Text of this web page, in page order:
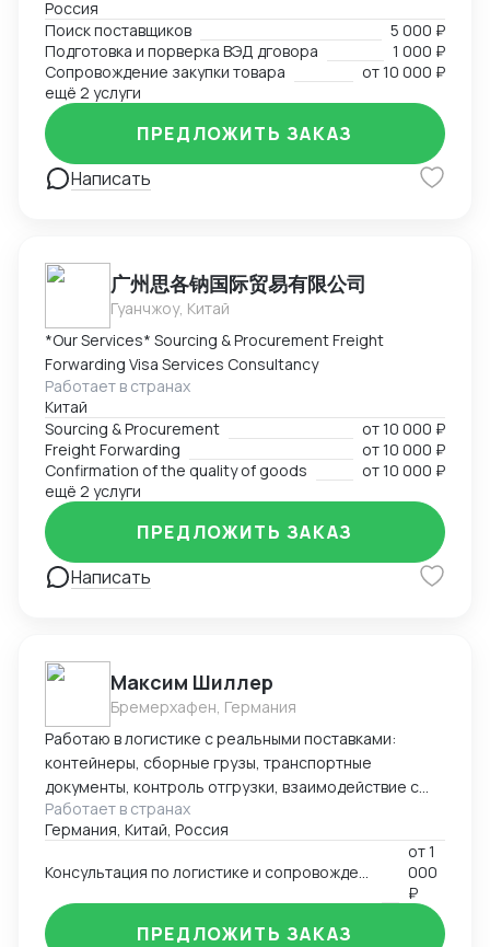
Поиск поставщиков в сфере запчастей, одежды,
товаров для дома и электронике. Поиск
поставщиков, подбор и проверка благонадежности
фабрик, подготовка договоров, ведение закупки на
всех этапах, подготовка товаросопроводительной
документации. Перевод на "белую" закупку и импорт
с минимальным удорожанием товара.
Россия
Поиск поставщиков
5 000 ₽
Подготовка и порверка ВЭД дговора
1 000 ₽
Сопровождение закупки товара
от10 000 ₽
ещё 2 услуги
Написать
ПРЕДЛОЖИТЬ ЗАКАЗ
广州思各钠国际贸易有限公司
Гуанчжоу, Китай
*Our Services* Sourcing & Procurement Freight
Forwarding Visa Services Consultancy
Работает в странах
Китай
Sourcing & Procurement
от10 000 ₽
Freight Forwarding
от10 000 ₽
Confirmation of the quality of goods
от10 000 ₽
ещё 2 услуги
Написать
ПРЕДЛОЖИТЬ ЗАКАЗ
Максим Шиллер
Бремерхафен, Германия
Работаю в логистике с реальными поставками:
контейнеры, сборные грузы, транспортные
документы, контроль отгрузки, взаимодействие с
агентами и перевозчиками. Специализируюсь на
логистике из Европы, умею быстро ориентироваться
в нестандартных ситуациях и держать процесс под
контролем. Работаю из Германии, открыт к
удалённому сотрудничеству.
Работает в странах
Германия, Китай, Россия
Консультация по логистике и сопровождению поставок (к примеру из Европы и Китая)
от1
000
₽
ПРЕДЛОЖИТЬ ЗАКАЗ